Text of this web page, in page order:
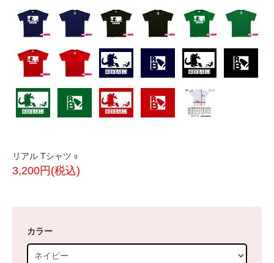
リアル Tシャツ 9
3,200円(税込)
カラー